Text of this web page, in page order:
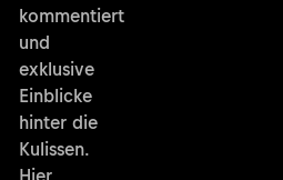
kommentiert
und
exklusive
Einblicke
hinter die
Kulissen.
Hier